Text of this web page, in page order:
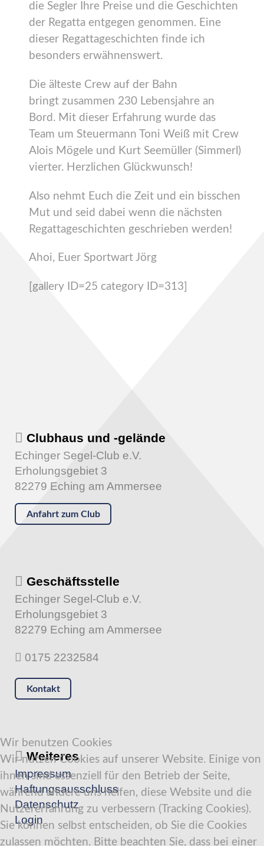
die Segler Ihre Preise und die Geschichten
der Regatta entgegen genommen. Eine
dieser Regattageschichten finde ich
besonders erwähnenswert.
Die älteste Crew auf der Bahn
bringt zusammen 230 Lebensjahre an
Bord. Mit dieser Erfahrung wurde das
Team um Steuermann Toni Weiß mit Crew
Alois Mögele und Kurt Seemüller (Simmerl)
vierter. Herzlichen Glückwunsch!
Also nehmt Euch die Zeit und ein bisschen
Mut und seid dabei wenn die nächsten
Regattageschichten geschrieben werden!
Ahoi, Euer Sportwart Jörg
[gallery ID=25 category ID=313]
Clubhaus und -gelände
Echinger Segel-Club e.V.
Erholungsgebiet 3
82279 Eching am Ammersee
Anfahrt zum Club
Geschäftsstelle
Echinger Segel-Club e.V.
Erholungsgebiet 3
82279 Eching am Ammersee
0175 2232584
Kontakt
Weiteres
Impressum
Haftungsausschluss
Datenschutz
Login
Wir benutzen Cookies
Wir nutzen Cookies auf unserer Website. Einige von
ihnen sind essenziell für den Betrieb der Seite,
während andere uns helfen, diese Website und die
Nutzererfahrung zu verbessern (Tracking Cookies).
Sie können selbst entscheiden, ob Sie die Cookies
zulassen möchten. Bitte beachten Sie, dass bei einer